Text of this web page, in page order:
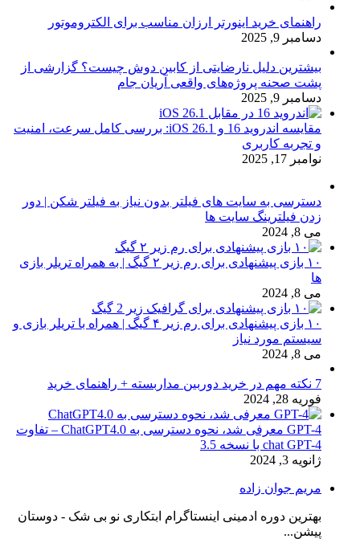
راهنمای خرید اینورتر ارزان مناسب برای الکتروموتور
دسامبر 9, 2025
بیشترین دلیل نارضایتی از کابین دوش چیست؟ گزارشی از
پشت صحنه پروژه‌های واقعی آریان جام
دسامبر 9, 2025
مقایسه اندروید 16 و iOS 26.1: بررسی کامل سرعت، امنیت
و تجربه کاربری
نوامبر 17, 2025
دسترسی به سایت های فیلتر بدون نیاز به فیلتر شکن | دور
زدن فیلترینگ سایت ها
می 8, 2024
۱۰ بازی پیشنهادی برای رم زیر ۲ گیگ | به همراه تریلر بازی
ها
می 8, 2024
۱۰ بازی پیشنهادی برای رم زیر ۴ گیگ | همراه با تریلر بازی و
سیستم مورد نیاز
می 8, 2024
7 نکته مهم در خرید دوربین مداربسته + راهنمای خرید
فوریه 28, 2024
GPT-4 معرفی شد، نحوه دسترسی به ChatGPT4.0 – تفاوت
chat GPT-4 با نسخه 3.5
ژانویه 3, 2024
مریم جوان زاده
بهترین دوره ادمینی اینستاگرام ابتکاری نو بی شک - دوستان
پیشن...